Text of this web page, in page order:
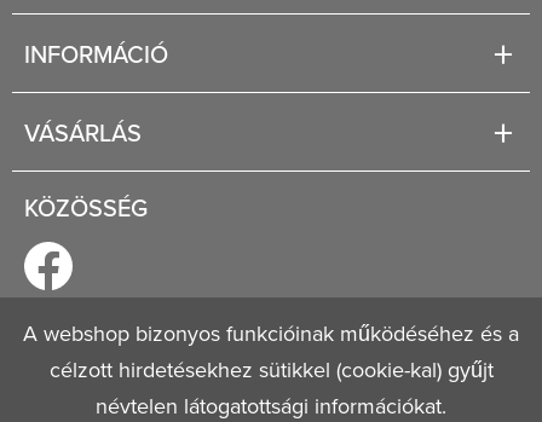
INFORMÁCIÓ
Jogi tudnivalók
Általános szerződési feltételek
Adatvédelmi nyilatkozat
VÁSÁRLÁS
Regisztráció
KÖZÖSSÉG
© 2026Mestervagyok.hu
Minden jog fenntartva!
A webshop bizonyos funkcióinak működéséhez és a
célzott hirdetésekhez sütikkel (cookie-kal) gyűjt
névtelen látogatottsági információkat.